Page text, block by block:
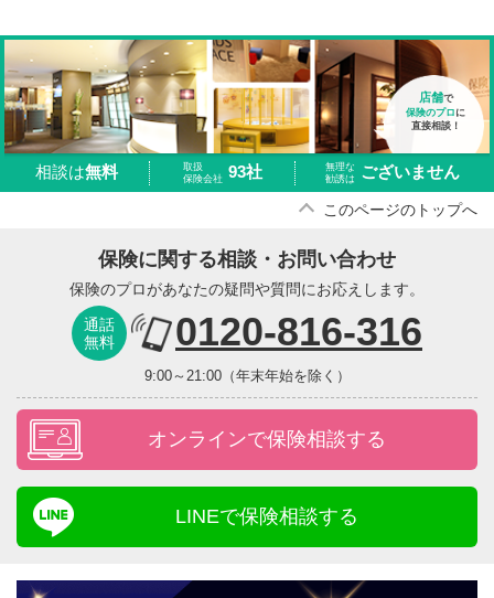
店舗で
保険のプロ に
直接相談！
相談は無料
取扱
保険会社 93社
無理な
勧誘は
ございません
このページのトップへ
保険に関する相談・お問い合わせ
保険のプロがあなたの疑問や質問にお応えします。
通話
無料
0120-816-316
9:00～21:00（年末年始を除く）
オンラインで保険相談する
LINEで保険相談する